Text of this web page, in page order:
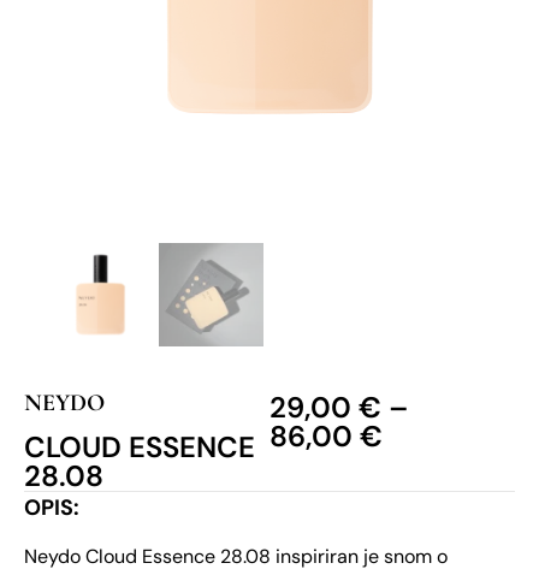
NEYDO
CLOUD ESSENCE
28.08
29,00 € –
86,00 €
OPIS:
Neydo Cloud Essence 28.08 inspiriran je snom o